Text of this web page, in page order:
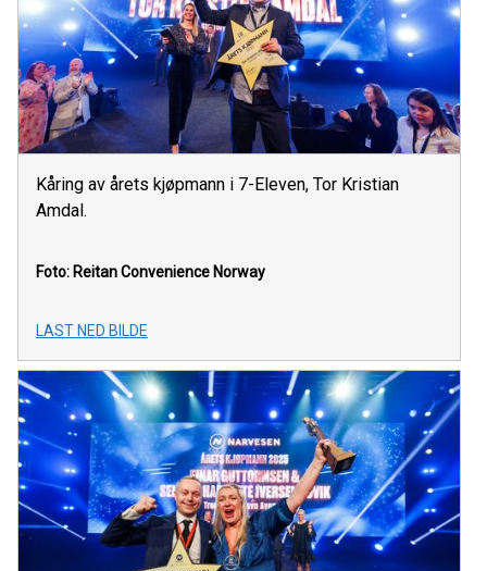
Kåring av årets kjøpmann i 7-Eleven, Tor Kristian
Amdal.
Foto: Reitan Convenience Norway
LAST NED BILDE